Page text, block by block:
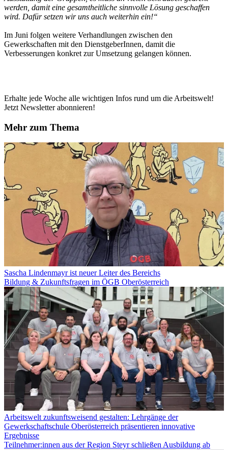
werden, damit eine gesamtheitliche sinnvolle Lösung geschaffen
wird. Dafür setzen wir uns auch weiterhin ein!“
Im Juni folgen weitere Verhandlungen zwischen den
Gewerkschaften mit den DienstgeberInnen, damit die
Verbesserungen konkret zur Umsetzung gelangen können.
Erhalte jede Woche alle wichtigen Infos rund um die Arbeitswelt!
Jetzt Newsletter abonnieren!
Mehr zum Thema
Sascha Lindenmayr ist neuer Leiter des Bereichs
Bildung & Zukunftsfragen im ÖGB Oberösterreich
Arbeitswelt zukunftsweisend gestalten: Lehrgänge der
Gewerkschaftschule Oberösterreich präsentieren innovative
Ergebnisse
Teilnehmer:innen aus der Region Steyr schließen Ausbildung ab